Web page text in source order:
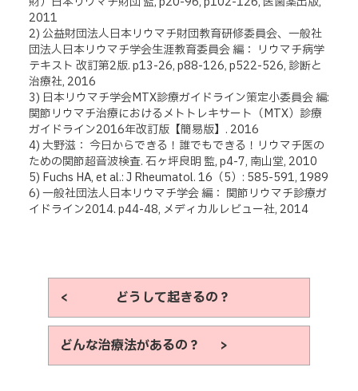
2011
2) 公益財団法人日本リウマチ財団教育研修委員会、一般社
団法人日本リウマチ学会生涯教育委員会 編： リウマチ病学
テキスト 改訂第2版. p13-26, p88-126, p522-526, 診断と
治療社, 2016
3) 日本リウマチ学会MTX診療ガイドライン策定小委員会 編:
関節リウマチ治療におけるメトトレキサート（MTX）診療
ガイドライン2016年改訂版【簡易版】. 2016
4) 大野滋： 今日からできる！誰でもできる！リウマチ医の
ための関節超音波検査. 石ヶ坪良明 監, p4-7, 南山堂, 2010
5) Fuchs HA, et al.: J Rheumatol. 16（5）: 585-591, 1989
6) 一般社団法人日本リウマチ学会 編： 関節リウマチ診療ガ
イドライン2014. p44-48, メディカルレビュー社, 2014
< どうして起きるの？
どんな治療法があるの？ >